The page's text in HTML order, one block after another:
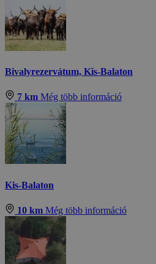
Bivalyrezervátum, Kis-Balaton
7 km Még több információ
Kis-Balaton
10 km Még több információ